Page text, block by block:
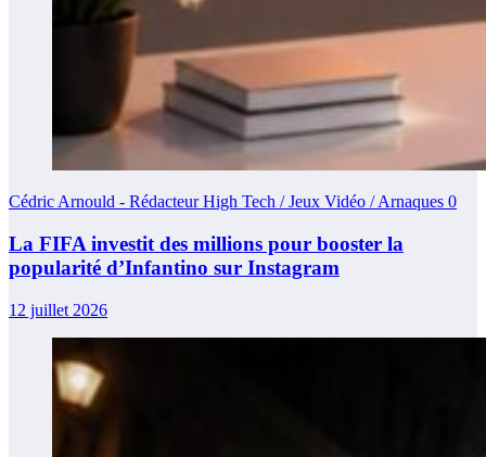
Cédric Arnould - Rédacteur High Tech / Jeux Vidéo / Arnaques 0
La FIFA investit des millions pour booster la
popularité d’Infantino sur Instagram
12 juillet 2026